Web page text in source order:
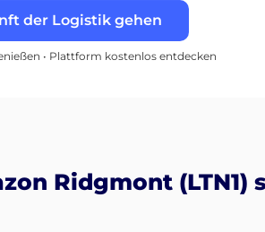
der Logistik gehen
• Plattform kostenlos entdecken
Ridgmont (LTN1)